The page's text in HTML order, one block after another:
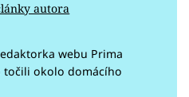
autora
webu Prima
točili okolo domácího